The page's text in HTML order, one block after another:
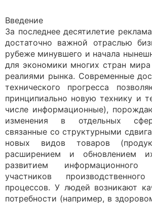
Введение
За последнее десятилетие
достаточно важной отраслью
рубеже минувшего и начала
для экономики многих стран
реалиями рынка. Современные
технического прогресса
принципиально новую технику и
числе информационные),
изменения в отдельных
связанные со структурными
новых видов товаров
расширением и обновлением
развитием информационного
участников
процессов. У людей возникают
потребности (например, в